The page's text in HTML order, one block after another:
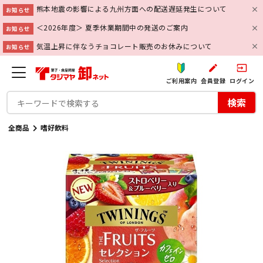
お知らせ 熊本地震の影響による九州方面への配送遅延発生について
お知らせ ＜2026年度＞ 夏季休業期間中の発送のご案内
お知らせ 気温上昇に伴なうチョコレート販売のお休みについて
ご利用案内
create
会員登録
input
ログイン
検索
全商品 嗜好飲料